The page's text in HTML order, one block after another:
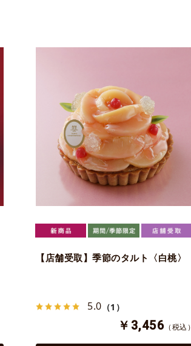
【店舗受取】季節のタルト〈白桃〉
5.0 （1）
￥3,456 （税込）